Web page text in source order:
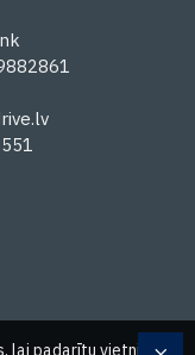
lai padarītu vietni